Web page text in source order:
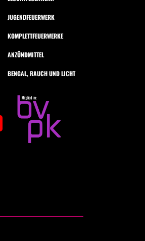
JUGENDFEUERWERK
KOMPLETTFEUERWERKE
ANZÜNDMITTEL
BENGAL, RAUCH UND LICHT